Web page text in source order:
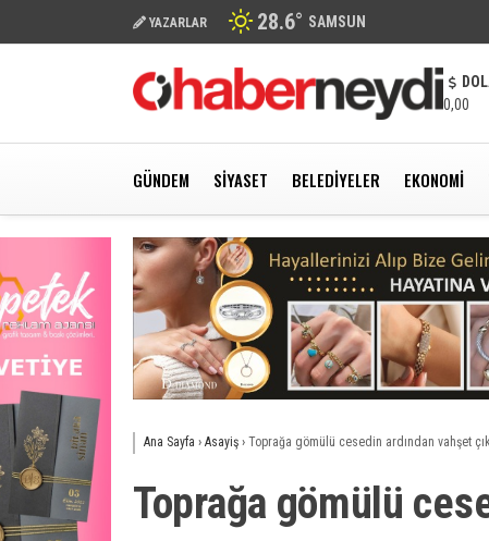
YAZARLAR 28.6° SAMSUN
0,00
GÜNDEM SIYASET BELEDIYELER EKONOMI
Ana Sayfa › Asayiş › Toprağa gömülü cesedin ardından vahşet
Toprağa gömülü